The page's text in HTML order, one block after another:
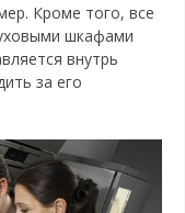
Кроме того, все
шкафами
внутрь
за его